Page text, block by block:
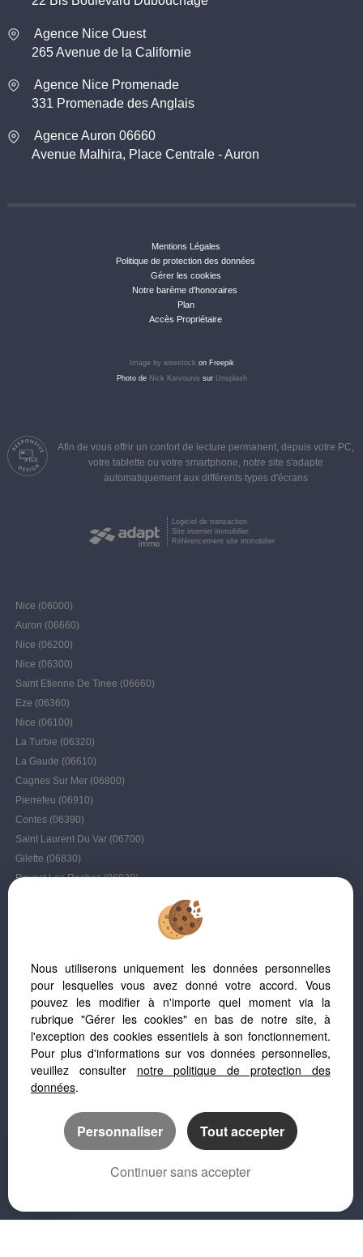
Agence Nice Ouest
265 Avenue de la Californie
Agence Nice Promenade
331 Promenade des Anglais
Agence Auron 06660
Avenue Malhira, Place Centrale - Auron
Mentions Légales
Politique de protection des données
Gérer les cookies
Notre barème d'honoraires
Plan
Accès Propriétaire
Image by wirestock on Freepik
Photo de Nick Karvounis sur Unsplash
Afin de vous offrir un confort de lecture permanent, depuis votre PC,
votre tablette ou votre smartphone, notre site s'adapte
automatiquement aux différents types d'écrans
Logiciel de transaction
Site internet immobilier
Référencement site immobilier
Nice (06000)
Auron (06660)
Nice (06200)
Nice (06300)
Saint Etienne De Tinee (06660)
Eze (06360)
Nice (06100)
La Turbie (06320)
La Gaude (06610)
Cagnes Sur Mer (06800)
Pierrefeu (06910)
Contes (06390)
Saint Laurent Du Var (06700)
Gilette (06830)
Revest Les Roches (06830)
Six Fours Les Plages (83140)
Fait-il bon vivre à Nice ?
Quels sont les meilleurs quartiers de Nice ?
Chasseur immobilier à Nice
Pourquoi investir à Nice avec Confiance ?
Agence immobilière Nice
Nous utiliserons uniquement les données personnelles
pour lesquelles vous avez donné votre accord. Vous
pouvez les modifier à n'importe quel moment via la
rubrique "Gérer les cookies" en bas de notre site, à
l'exception des cookies essentiels à son fonctionnement.
Pour plus d'informations sur vos données personnelles,
veuillez consulter notre politique de protection des
données.
Personnaliser Tout accepter
Continuer sans accepter